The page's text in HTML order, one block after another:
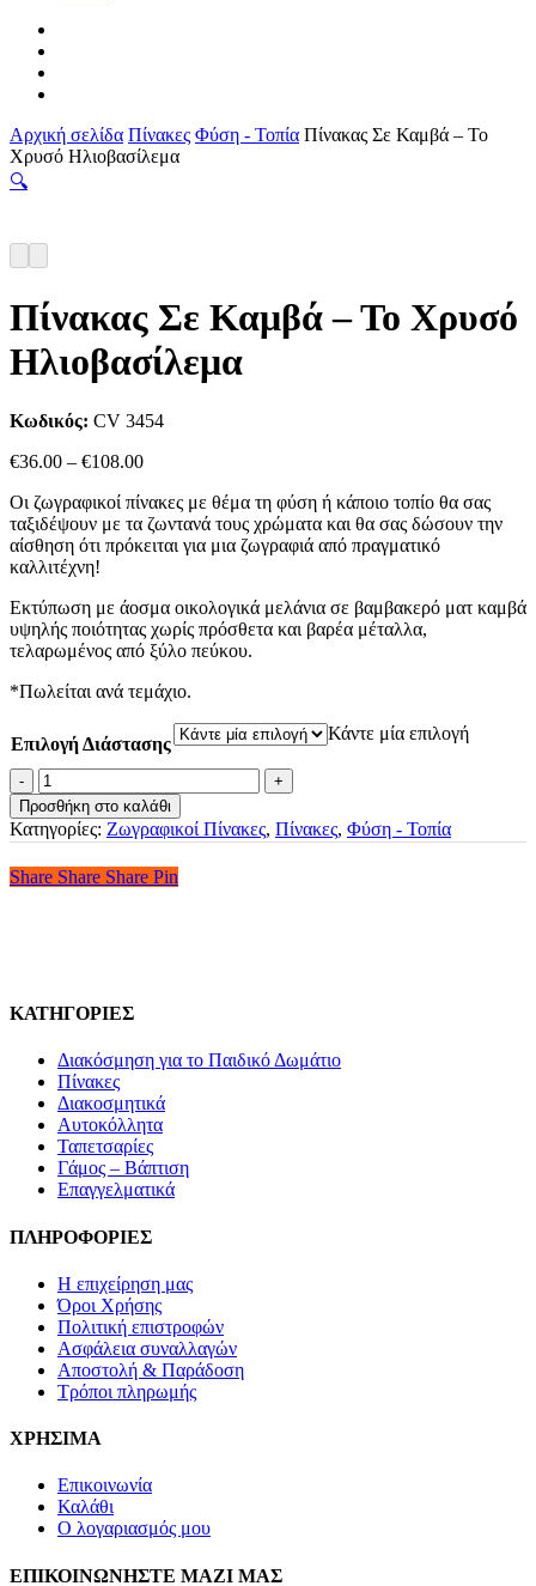
Αρχική σελίδα Πίνακες Φύση - Τοπία Πίνακας Σε Καμβά – Το
Χρυσό Ηλιοβασίλεμα
🔍
Πίνακας Σε Καμβά – Το Χρυσό
Ηλιοβασίλεμα
Κωδικός: CV 3454
€36.00 – €108.00Price
€36.00
through
€108.00
Οι ζωγραφικοί πίνακες με θέμα τη φύση ή κάποιο τοπίο θα σας
ταξιδέψουν με τα ζωντανά τους χρώματα και θα σας δώσουν την
αίσθηση ότι πρόκειται για μια ζωγραφιά από πραγματικό
καλλιτέχνη!
Εκτύπωση με άοσμα οικολογικά μελάνια σε βαμβακερό ματ καμβά
υψηλής ποιότητας χωρίς πρόσθετα και βαρέα μέταλλα,
τελαρωμένος από ξύλο πεύκου.
*Πωλείται ανά τεμάχιο.
Επιλογή Διάστασης
Κάντε μία επιλογή
Πίνακας
Σε
Καμβά
-
Το
Χρυσό
Προσθήκη στο καλάθι
Κατηγορίες: Ζωγραφικοί Πίνακες, Πίνακες, Φύση - Τοπία
Share
Share Share Share Pin
ΚΑΤΗΓΟΡΙΕΣ
Διακόσμηση για το Παιδικό Δωμάτιο
Πίνακες
Διακοσμητικά
Αυτοκόλλητα
Ταπετσαρίες
Γάμος – Βάπτιση
Επαγγελματικά
ΠΛΗΡΟΦΟΡΙΕΣ
Η επιχείρηση μας
Όροι Χρήσης
Πολιτική επιστροφών
Ασφάλεια συναλλαγών
Αποστολή & Παράδοση
Τρόποι πληρωμής
ΧΡΗΣΙΜΑ
Επικοινωνία
Καλάθι
Ο λογαριασμός μου
ΕΠΙΚΟΙΝΩΝΗΣΤΕ ΜΑΖΙ ΜΑΣ